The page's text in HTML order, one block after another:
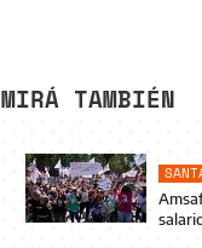
MIRÁ TAMBIÉN